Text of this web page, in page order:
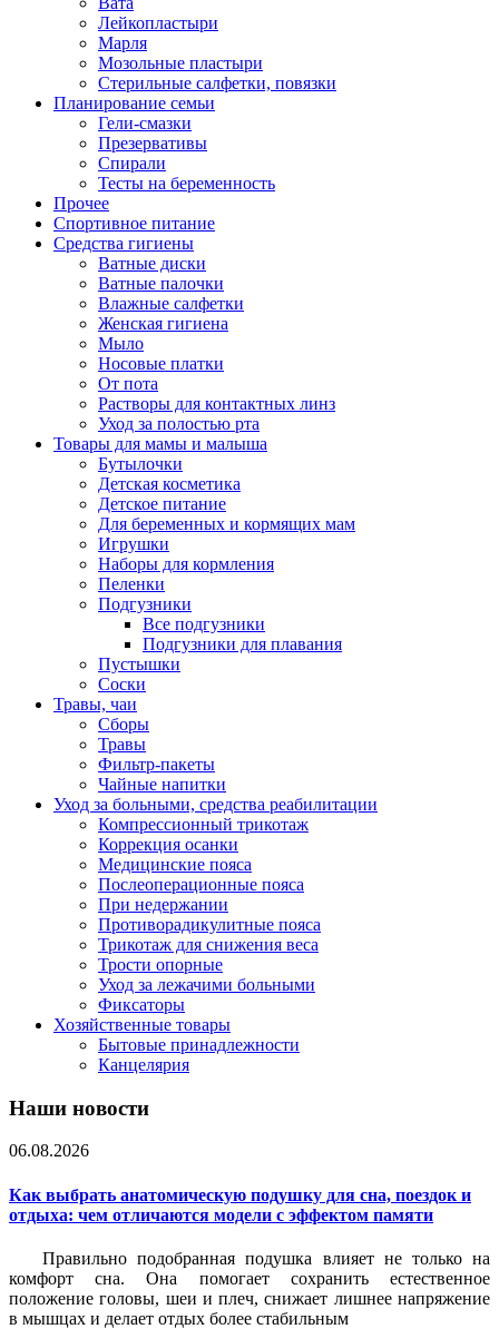
Лейкопластыри
Марля
Мозольные пластыри
Стерильные салфетки, повязки
Планирование семьи
Гели-смазки
Презервативы
Спирали
Тесты на беременность
Прочее
Спортивное питание
Средства гигиены
Ватные диски
Ватные палочки
Влажные салфетки
Женская гигиена
Мыло
Носовые платки
От пота
Растворы для контактных линз
Уход за полостью рта
Товары для мамы и малыша
Бутылочки
Детская косметика
Детское питание
Для беременных и кормящих мам
Игрушки
Наборы для кормления
Пеленки
Подгузники
Все подгузники
Подгузники для плавания
Пустышки
Соски
Травы, чаи
Сборы
Травы
Фильтр-пакеты
Чайные напитки
Уход за больными, средства реабилитации
Компрессионный трикотаж
Коррекция осанки
Медицинские пояса
Послеоперационные пояса
При недержании
Противорадикулитные пояса
Трикотаж для снижения веса
Трости опорные
Уход за лежачими больными
Фиксаторы
Хозяйственные товары
Бытовые принадлежности
Канцелярия
Наши новости
06.08.2026
Как выбрать анатомическую подушку для сна, поездок и
отдыха: чем отличаются модели с эффектом памяти
Правильно подобранная подушка влияет не только на
комфорт сна. Она помогает сохранить естественное
положение головы, шеи и плеч, снижает лишнее напряжение
в мышцах и делает отдых более стабильным